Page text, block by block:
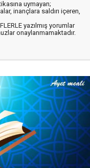
uymayan;
inançlara saldırı içeren,
yazılmış yorumlar
onaylanmamaktadır.